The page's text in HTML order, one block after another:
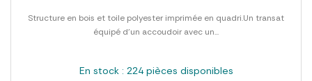
Structure en bois et toile polyester imprimée en quadri.Un transat
équipé d'un accoudoir avec un...
En stock : 224 pièces disponibles